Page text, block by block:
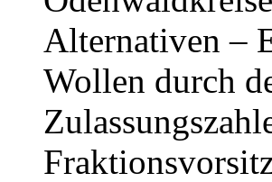
Alternativen –
Wollen durch